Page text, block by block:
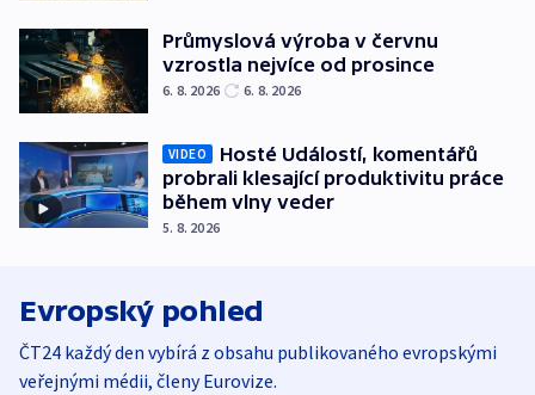
Průmyslová výroba v červnu
vzrostla nejvíce od prosince
6. 8. 2026 6. 8. 2026
VIDEO
Hosté Událostí, komentářů
probrali klesající produktivitu práce
během vlny veder
5. 8. 2026
Evropský pohled
ČT24 každý den vybírá z obsahu publikovaného evropskými
veřejnými médii, členy Eurovize.